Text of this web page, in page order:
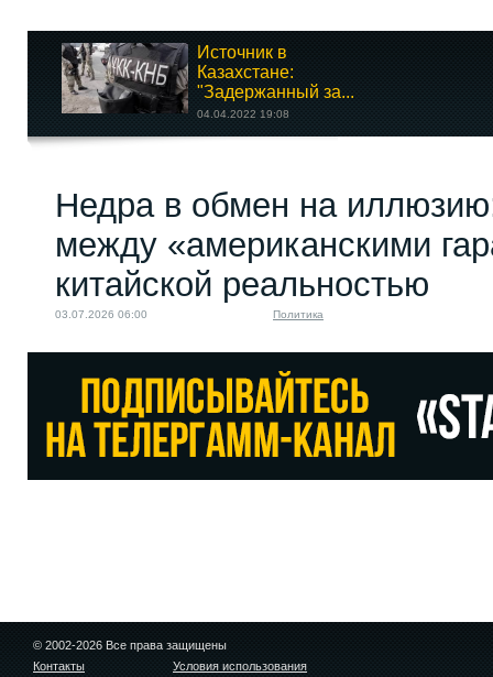
Источник в
Казахстане:
"Задержанный за...
04.04.2022 19:08
позора
29.09.2022 09:46
Недра в обмен на
между «американскими
китайской реальностью
03.07.2026 06:00 Политика
© 2002-2026 Все права защищены
Контакты
Условия использования